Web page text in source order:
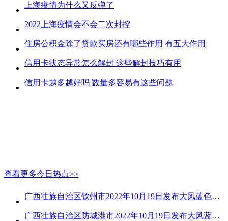
上海疫情为什么又反弹了
2022上海疫情会不会二次封控
住房公积金除了贷款买房还有哪些作用 有五大作用
信用卡状态异常怎么解封 这些解封技巧有用
信用卡越多越好吗 数量多容易有这些问题
查看更多今日热点>>
广西壮族自治区钦州市2022年10月19日发布大风蓝色预警
广西壮族自治区防城港市2022年10月19日发布大风蓝色预警